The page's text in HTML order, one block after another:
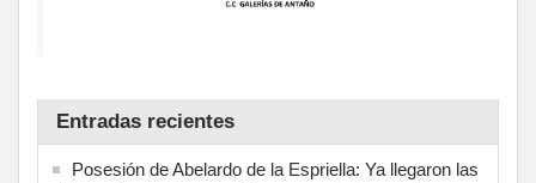
Entradas recientes
Posesión de Abelardo de la Espriella: Ya llegaron las